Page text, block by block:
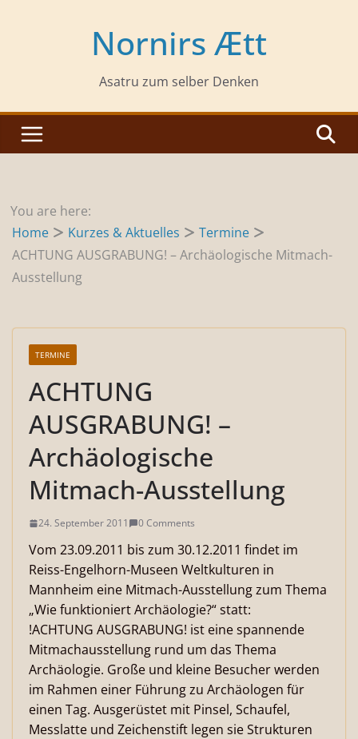
Nornirs Ætt
Asatru zum selber Denken
You are here:
Home
Kurzes & Aktuelles
Termine
ACHTUNG AUSGRABUNG! – Archäologische Mitmach-
Ausstellung
TERMINE
ACHTUNG
AUSGRABUNG! –
Archäologische
Mitmach-Ausstellung
24. September 2011 0 Comments
Vom 23.09.2011 bis zum 30.12.2011 findet im
Reiss-Engelhorn-Museen Weltkulturen in
Mannheim eine Mitmach-Ausstellung zum Thema
„Wie funktioniert Archäologie?“ statt:
!ACHTUNG AUSGRABUNG! ist eine spannende
Mitmachausstellung rund um das Thema
Archäologie. Große und kleine Besucher werden
im Rahmen einer Führung zu Archäologen für
einen Tag. Ausgerüstet mit Pinsel, Schaufel,
Messlatte und Zeichenstift legen sie Strukturen